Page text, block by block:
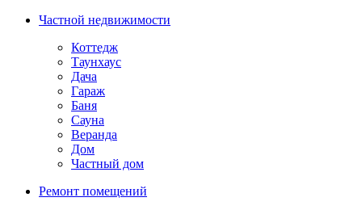
Частной недвижимости
Коттедж
Таунхаус
Дача
Гараж
Баня
Сауна
Веранда
Дом
Частный дом
Ремонт помещений